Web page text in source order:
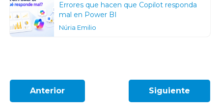
Errores que hacen que Copilot responda
mal en Power BI
Núria Emilio
Anterior Siguiente